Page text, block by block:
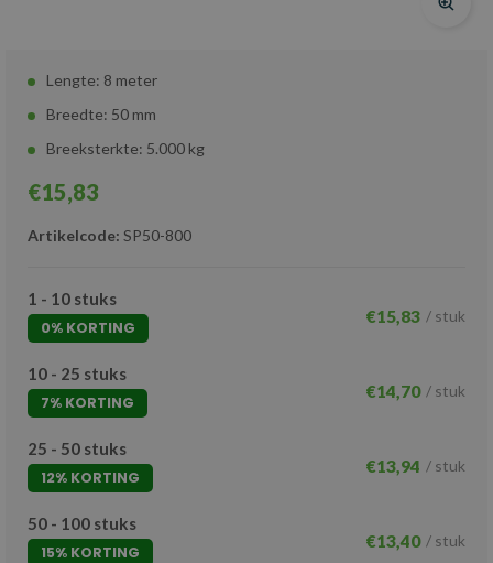
Lengte: 8 meter
Breedte: 50 mm
Breeksterkte: 5.000 kg
€15,83
Artikelcode: SP50-800
1 - 10 stuks
0% KORTING
€15,83 / stuk
10 - 25 stuks
7% KORTING
€14,70 / stuk
25 - 50 stuks
12% KORTING
€13,94 / stuk
50 - 100 stuks
15% KORTING
€13,40 / stuk